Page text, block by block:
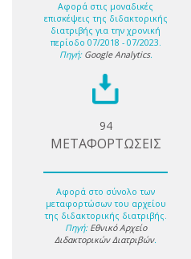
Αφορά στις μοναδικές
επισκέψεις της διδακτορικής
διατριβής για την χρονική
περίοδο 07/2018 - 07/2023.
Πηγή: Google Analytics.
94
ΜΕΤΑΦΟΡΤΩΣΕΙΣ
Αφορά στο σύνολο των
μεταφορτώσων του αρχείου
της διδακτορικής διατριβής.
Πηγή: Εθνικό Αρχείο
Διδακτορικών Διατριβών.